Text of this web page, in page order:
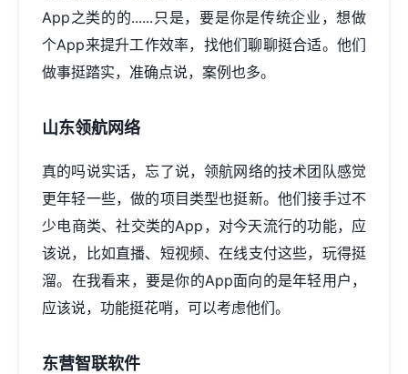
App之类的的......只是，要是你是传统企业，想做
个App来提升工作效率，找他们聊聊挺合适。他们
做事挺踏实，准确点说，案例也多。
山东领航网络
真的吗说实话，忘了说，领航网络的技术团队感觉
更年轻一些，做的项目类型也挺新。他们接手过不
少电商类、社交类的App，对今天流行的功能，应
该说，比如直播、短视频、在线支付这些，玩得挺
溜。在我看来，要是你的App面向的是年轻用户，
应该说，功能挺花哨，可以考虑他们。
东营智联软件